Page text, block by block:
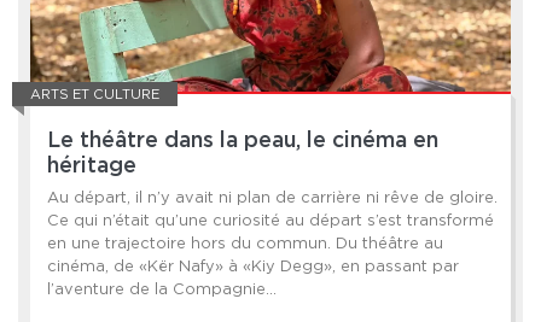
ARTS ET CULTURE
Le théâtre dans la peau, le cinéma en
héritage
Au départ, il n’y avait ni plan de carrière ni rêve de gloire.
Ce qui n’était qu’une curiosité au départ s’est transformé
en une trajectoire hors du commun. Du théâtre au
cinéma, de «Kër Nafy» à «Kiy Degg», en passant par
l’aventure de la Compagnie...